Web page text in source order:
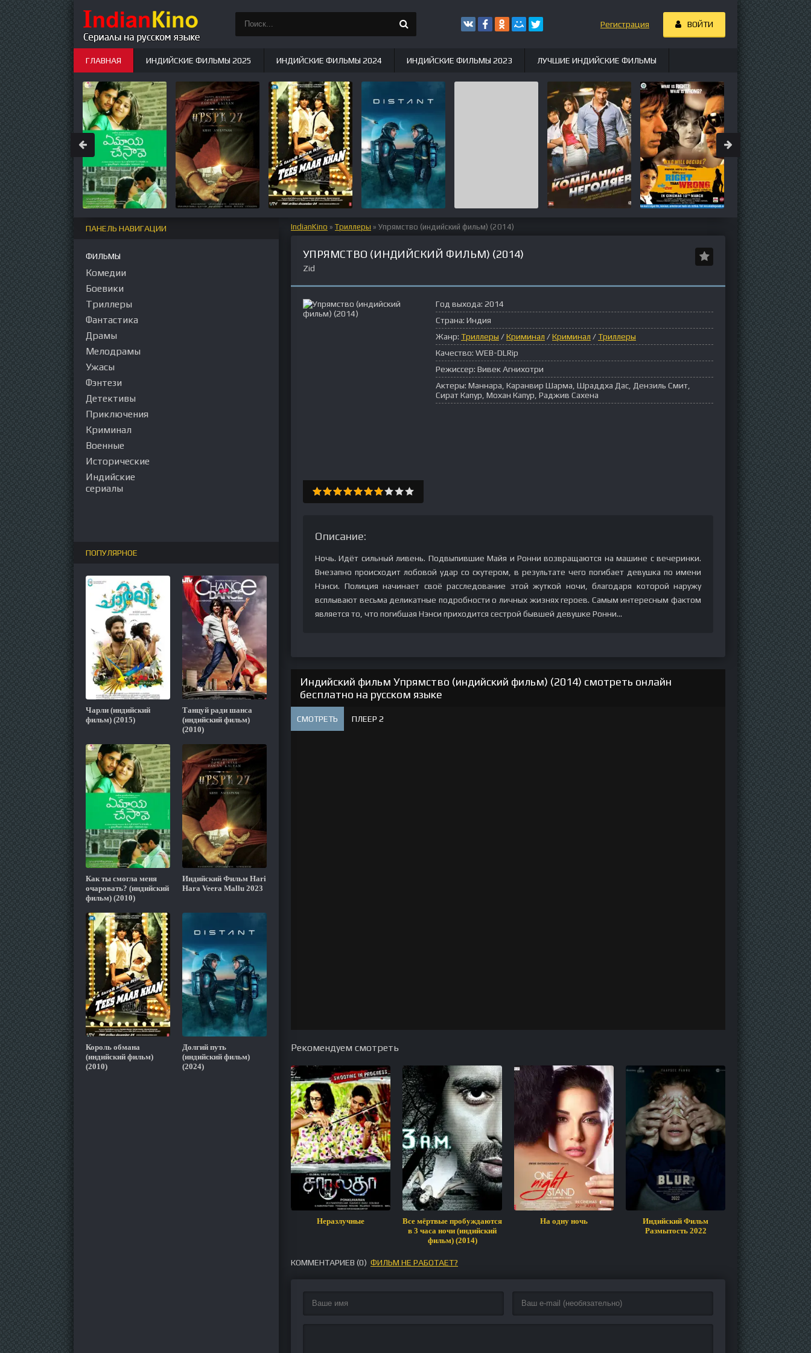
IndianKino » Триллеры » Упрямство (индийский фильм) (2014)
УПРЯМСТВО (ИНДИЙСКИЙ ФИЛЬМ) (2014)
Zid
Год выхода: 2014
Страна: Индия
Жанр: Триллеры /Криминал /Криминал /Триллеры
Качество: WEB-DLRip
Режиссер: Вивек Агнихотри
Актеры: Маннара, Каранвир Шарма, Шраддха Дас, Дензиль Смит,
Сират Капур, Мохан Капур, Раджив Сахена
Описание:
Ночь. Идёт сильный ливень. Подвыпившие Майя и Ронни возвращаются на машине с вечеринки.
Внезапно происходит лобовой удар со скутером, в результате чего погибает девушка по имени
Нэнси. Полиция начинает своё расследование этой жуткой ночи, благодаря которой наружу
всплывают весьма деликатные подробности о личных жизнях героев. Самым интересным фактом
является то, что погибшая Нэнси приходится сестрой бывшей девушке Ронни…
Индийский фильм Упрямство (индийский фильм) (2014) смотреть онлайн
бесплатно на русском языке
СМОТРЕТЬ ПЛЕЕР 2
Рекомендуем смотреть
Неразлучные
Все мёртвые пробуждаются
в 3 часа ночи (индийский
фильм) (2014)
На одну ночь
Индийский Фильм
Размытость 2022
КОММЕНТАРИЕВ (0) ФИЛЬМ НЕ РАБОТАЕТ?
ПАНЕЛЬ НАВИГАЦИИ
ФИЛЬМЫ
Комедии
Боевики
Триллеры
Фантастика
Драмы
Мелодрамы
Ужасы
Фэнтези
Детективы
Приключения
Криминал
Военные
Исторические
Индийские
сериалы
ПОПУЛЯРНОЕ
Чарли (индийский
фильм) (2015)
Танцуй ради шанса
(индийский фильм)
(2010)
Как ты смогла меня
очаровать? (индийский
фильм) (2010)
Индийский Фильм Hari
Hara Veera Mallu 2023
Король обмана
(индийский фильм)
(2010)
Долгий путь
(индийский фильм)
(2024)
Регистрация ВОЙТИ
ГЛАВНАЯ ИНДИЙСКИЕ ФИЛЬМЫ 2025 ИНДИЙСКИЕ ФИЛЬМЫ 2024 ИНДИЙСКИЕ ФИЛЬМЫ 2023 ЛУЧШИЕ ИНДИЙСКИЕ ФИЛЬМЫ
ИНДИЙСКИЕ СЕРИАЛЫ НОВЫЕ